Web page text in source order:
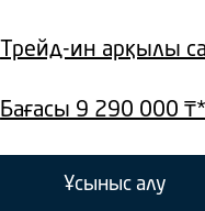
Ұсыныс алу
Бағасы 9 290 000
Трейд-ин арқылы